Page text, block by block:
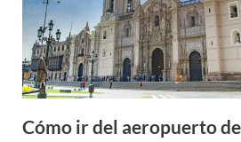
Cómo ir del aeropuerto